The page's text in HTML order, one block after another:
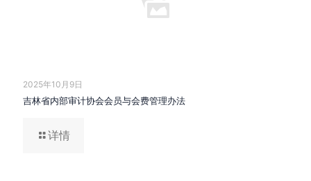
2025年10月9日
吉林省内部审计协会会员与会费管理办法
详情